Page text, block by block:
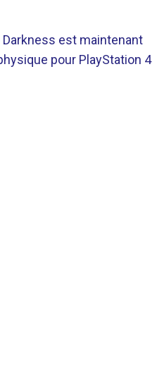
Darkness est maintenant
pour PlayStation 4